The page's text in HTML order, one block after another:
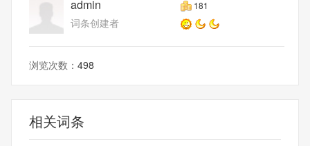
admin 181
词条创建者
浏览次数： 498
相关词条